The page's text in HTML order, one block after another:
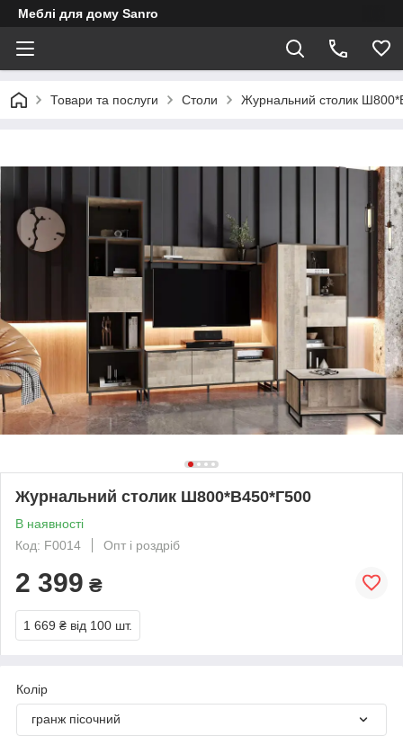
Меблі для дому Sanro
Товари та послуги Столи Журнальний столик
Журнальний столик Ш800*В450*Г500
В наявності
Код: F0014
Опт і роздріб
2 399 ₴
1 669 ₴ від 100 шт.
Колір
гранж пісочний